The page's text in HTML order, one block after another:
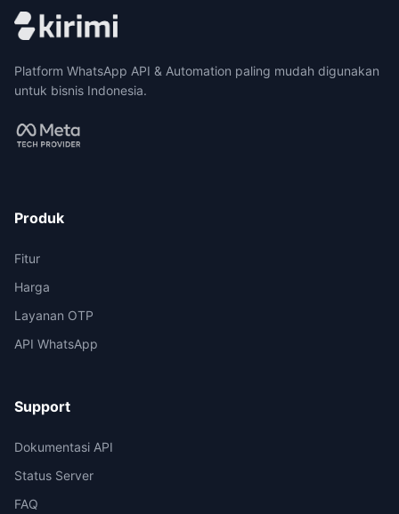
Platform WhatsApp API & Automation paling mudah digunakan
untuk bisnis Indonesia.
Produk
Fitur
Harga
Layanan OTP
API WhatsApp
Support
Dokumentasi API
Status Server
FAQ